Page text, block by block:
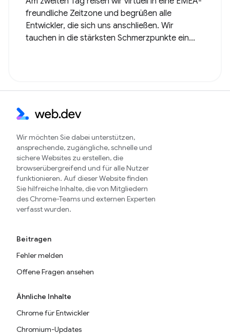
freundliche Zeitzone und begrüßen alle
Entwickler, die sich uns anschließen. Wir
tauchen in die stärksten Schmerzpunkte ein...
Wir möchten Sie dabei unterstützen,
ansprechende, zugängliche, schnelle und
sichere Websites zu erstellen, die
browserübergreifend und für alle Nutzer
funktionieren. Auf dieser Website finden
Sie hilfreiche Inhalte, die von Mitgliedern
des Chrome-Teams und externen Experten
verfasst wurden.
Beitragen
Fehler melden
Offene Fragen ansehen
Ähnliche Inhalte
Chrome für Entwickler
Chromium-Updates